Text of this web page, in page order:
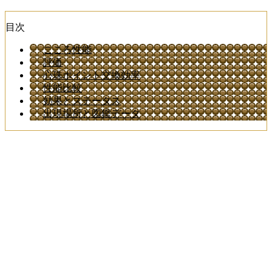
目次
こころ性能
評価
心珠ポイント交換効率
性能比較
効果とステータス
出現場所と図鑑データ